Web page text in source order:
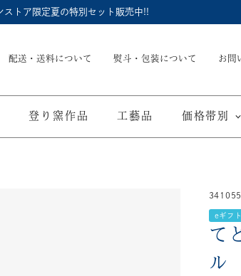
ストア限定夏の特別セット販売中!!
配送・送料について 熨斗・包装について お問
オツ
節
eギ
登り窯作品 工藝品 価格帯別
eギフ
て
ル